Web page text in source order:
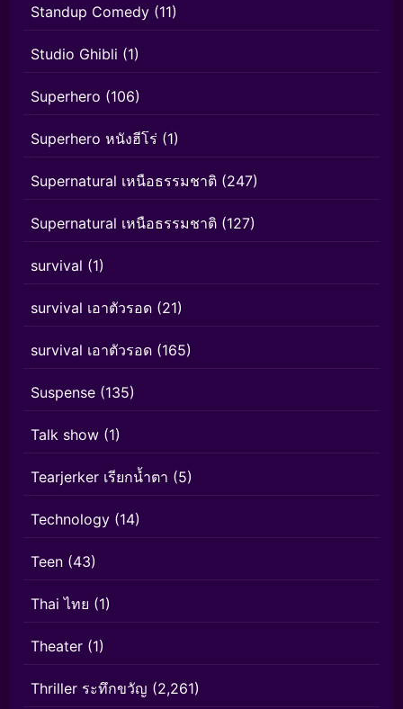
Standup Comedy (11)
Studio Ghibli (1)
Superhero (106)
Superhero หนังฮีโร่ (1)
Supernatural เหนือธรรมชาติ (247)
Supernatural เหนือธรรมชาติ (127)
survival (1)
survival เอาตัวรอด (21)
survival เอาตัวรอด (165)
Suspense (135)
Talk show (1)
Tearjerker เรียกน้ำตา (5)
Technology (14)
Teen (43)
Thai ไทย (1)
Theater (1)
Thriller ระทึกขวัญ (2,261)